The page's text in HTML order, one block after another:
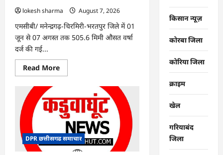
प्रयास
:
कृषि
विश्वविद्यालय
प्रशासन
lokesh sharma
August 7, 2026
एमसीबी/ मनेन्द्रगढ़-चिरमिरी-भरतपुर जिले में 01
जून से 07 अगस्त तक 505.6 मिमी औसत वर्षा
दर्ज की गई...
Read MoreRead
more
जिले
में
अब
तक
505.6
मिमी
औसत
DPR छत्तीसगढ समाचार
किसान न्यूज़
कोरबा जिला
कोरिया जिला
क्राइम
खेल
गरियाबंद
जिला